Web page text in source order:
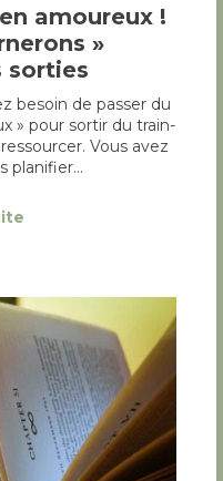
amoureux !
»
sorties
besoin de passer du
» pour sortir du train-
Vous avez
planifier…